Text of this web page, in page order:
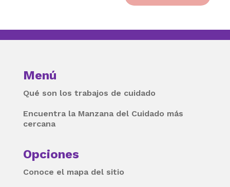
Menú
Qué son los trabajos de cuidado
Encuentra la Manzana del Cuidado más
cercana
Opciones
Conoce el mapa del sitio